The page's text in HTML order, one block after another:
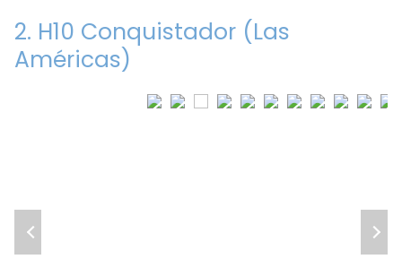
2. H10 Conquistador (Las
Américas)